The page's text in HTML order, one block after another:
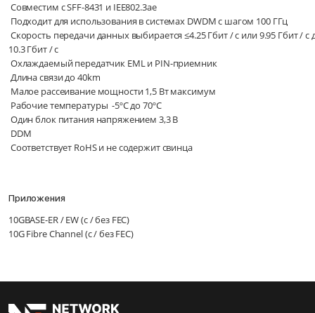
Совместим с SFF-8431 и IEE802.3ae
Подходит для использования в системах DWDM с шагом 100 ГГц
Скорость передачи данных выбирается ≤4.25 Гбит / с или 9.95 Гбит / с
10.3 Гбит / с
Охлаждаемый передатчик EML и PIN-приемник
Длина связи до 40km
Малое рассеивание мощности 1,5 Вт максимум
Рабочие температуры -5ºC до 70ºC
Один блок питания напряжением 3,3 В
DDM
Соответствует RoHS и не содержит свинца
Приложения
10GBASE-ER / EW (с / без FEC)
10G Fibre Channel (с / без FEC)